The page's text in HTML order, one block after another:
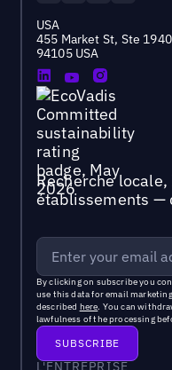
USA
455 Market St, Ste
94105 USA
Recherche
établissements —
By clicking on subscribe you
use this data for email
described here. You can
lawfulness of the processing
L'ENTREPRISE